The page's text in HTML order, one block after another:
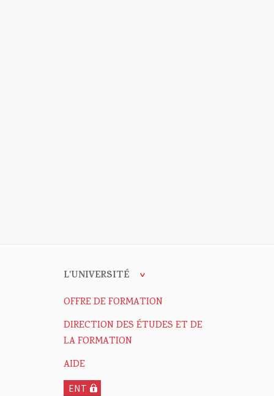
L'UNIVERSITÉ
OFFRE DE FORMATION
DIRECTION DES ÉTUDES ET DE
LA FORMATION
AIDE
ENT